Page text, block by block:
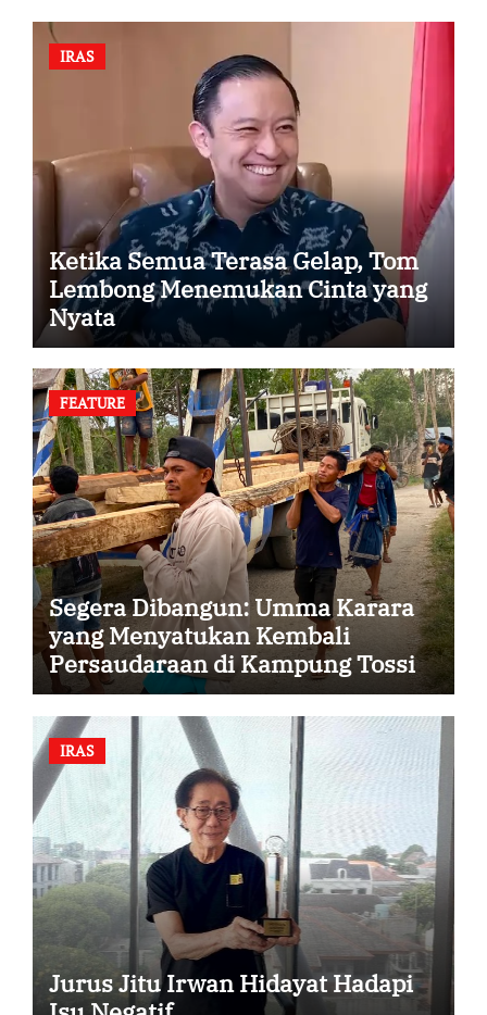
IRAS
Ketika Semua Terasa Gelap, Tom
Lembong Menemukan Cinta yang
Nyata
FEATURE
Segera Dibangun: Umma Karara
yang Menyatukan Kembali
Persaudaraan di Kampung Tossi
IRAS
Jurus Jitu Irwan Hidayat Hadapi